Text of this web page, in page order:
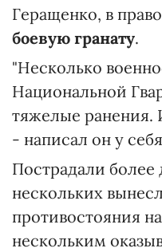
Геращенко, в
боевую гранату.
"Несколько
Национальной
тяжелые ранения.
- написал он у
Пострадали более
нескольких
противостояния
нескольким